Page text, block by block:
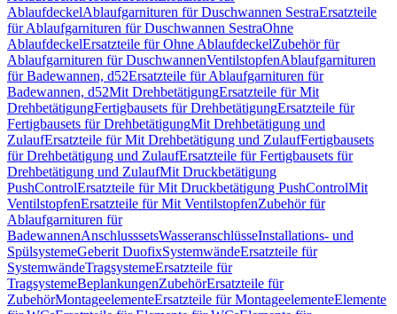
AblaufdeckelAblaufgarnituren für Duschwannen SestraErsatzteile
für Ablaufgarnituren für Duschwannen SestraOhne
AblaufdeckelErsatzteile für Ohne AblaufdeckelZubehör für
Ablaufgarnituren für DuschwannenVentilstopfenAblaufgarnituren
für Badewannen, d52Ersatzteile für Ablaufgarnituren für
Badewannen, d52Mit DrehbetätigungErsatzteile für Mit
DrehbetätigungFertigbausets für DrehbetätigungErsatzteile für
Fertigbausets für DrehbetätigungMit Drehbetätigung und
ZulaufErsatzteile für Mit Drehbetätigung und ZulaufFertigbausets
für Drehbetätigung und ZulaufErsatzteile für Fertigbausets für
Drehbetätigung und ZulaufMit Druckbetätigung
PushControlErsatzteile für Mit Druckbetätigung PushControlMit
VentilstopfenErsatzteile für Mit VentilstopfenZubehör für
Ablaufgarnituren für
BadewannenAnschlusssetsWasseranschlüsseInstallations- und
SpülsystemeGeberit DuofixSystemwändeErsatzteile für
SystemwändeTragsystemeErsatzteile für
TragsystemeBeplankungenZubehörErsatzteile für
ZubehörMontageelementeErsatzteile für MontageelementeElemente